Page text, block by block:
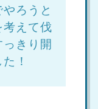
ろうと
えて伐
きり開
！